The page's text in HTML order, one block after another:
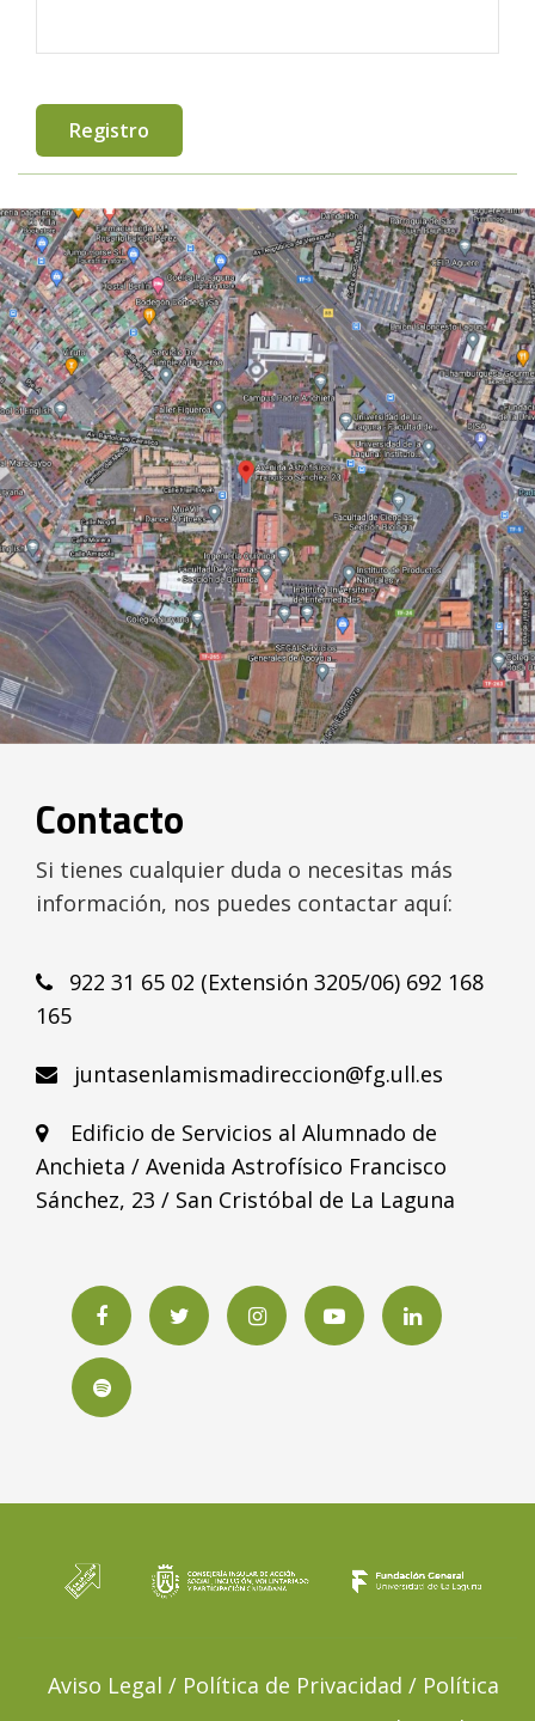
Contacto
Si tienes cualquier duda o necesitas más
información, nos puedes contactar aquí:
922 31 65 02 (Extensión 3205/06) 692 168
165
juntasenlamismadireccion@fg.ull.es
Edificio de Servicios al Alumnado de
Anchieta / Avenida Astrofísico Francisco
Sánchez, 23 / San Cristóbal de La Laguna
FacebookTwitterInstagramYouTubeLinkedIN
Spotify
Aviso Legal / Política de Privacidad / Política